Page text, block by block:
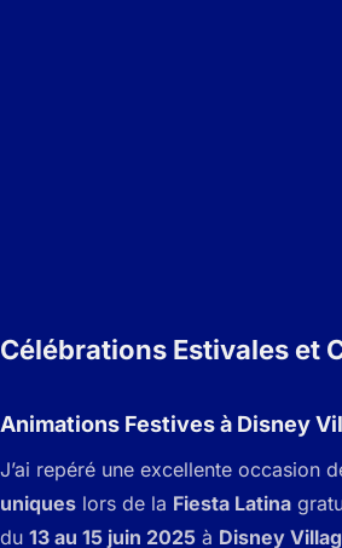
Célébrations Estivales et
Animations Festives à Disney
J’ai repéré une excellente occasion
uniques lors de la Fiesta Latina
du 13 au 15 juin 2025 à Disney